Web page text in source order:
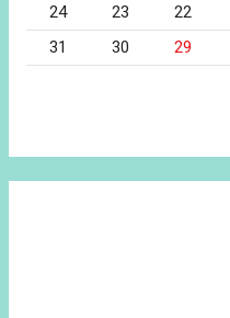
22
23
24
29
30
31